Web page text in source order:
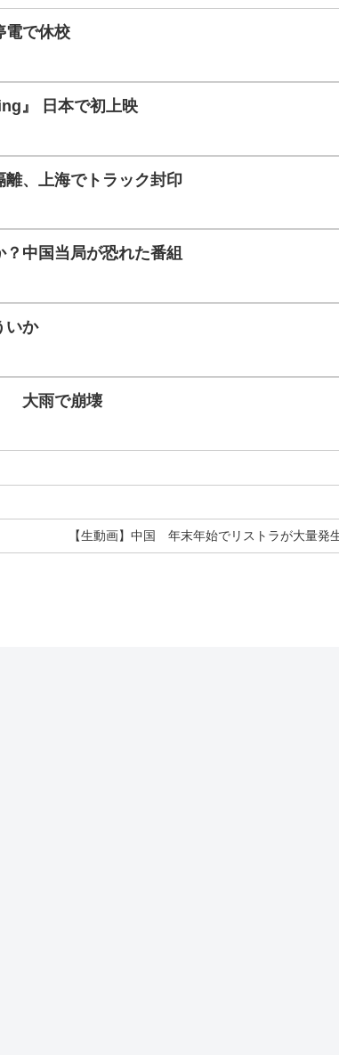
電で休校
』 日本で初上映
離、上海でトラック封印
中国当局が恐れた番組
いか
大雨で崩壊
【生動画】中国 年末年始でリストラが大量発